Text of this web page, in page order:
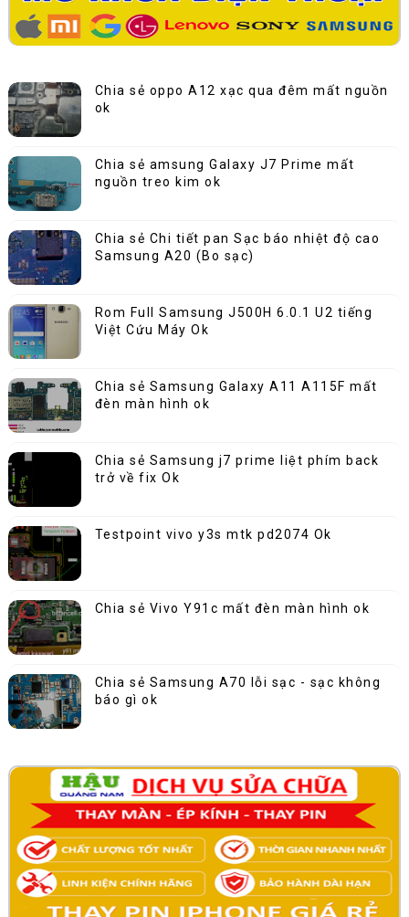
Chia sẻ oppo A12 xạc qua đêm mất nguồn
ok
Chia sẻ amsung Galaxy J7 Prime mất
nguồn treo kim ok
Chia sẻ Chi tiết pan Sạc báo nhiệt độ cao
Samsung A20 (Bo sạc)
Rom Full Samsung J500H 6.0.1 U2 tiếng
Việt Cứu Máy Ok
Chia sẻ Samsung Galaxy A11 A115F mất
đèn màn hình ok
Chia sẻ Samsung j7 prime liệt phím back
trở về fix Ok
Testpoint vivo y3s mtk pd2074 Ok
Chia sẻ Vivo Y91c mất đèn màn hình ok
Chia sẻ Samsung A70 lỗi sạc - sạc không
báo gì ok